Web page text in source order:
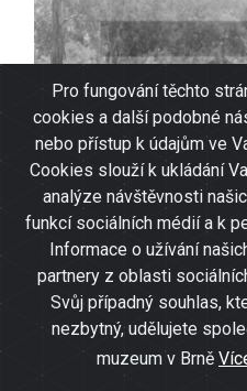
Pro fungování těchto
cookies a další podobné
nebo přístup k údajům ve
Cookies slouží k ukládání
analýze návštěvnosti
funkcí sociálních médií a k
Informace o užívání
partnery z oblasti
Svůj případný souhlas,
nezbytný, udělujete
muzeum v Brně